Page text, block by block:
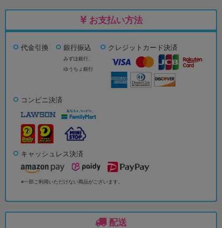
お支払い方法
代金引換 銀行振込
みずほ銀行、
ゆうちょ銀行
クレジットカード決済
コンビニ決済
キャッシュレス決済
※一部ご利用いただけない商品がございます。
配送